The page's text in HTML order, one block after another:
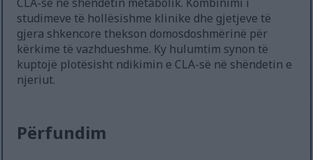
studimeve të hollësishme klinike dhe gjetjeve të
gjera shkencore thekson domosdoshmërinë për
kërkime të vazhdueshme. Ky hulumtim synon të
kuptojë plotësisht ndikimin e CLA-së në shëndetin e
njeriut.
Përfundim